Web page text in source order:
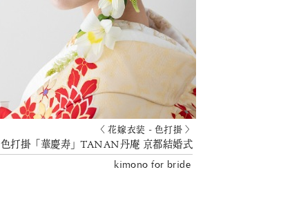
〈 花嫁衣装 - 色打掛 〉
色打掛「華慶寿」TANAN丹庵 京都結婚式
kimono for bride